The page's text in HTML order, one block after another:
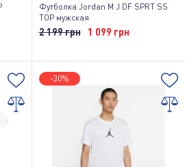
Футболка Jordan M J DF SPRT SS
TOP мужская
2 199 грн 1 099 грн
-30%